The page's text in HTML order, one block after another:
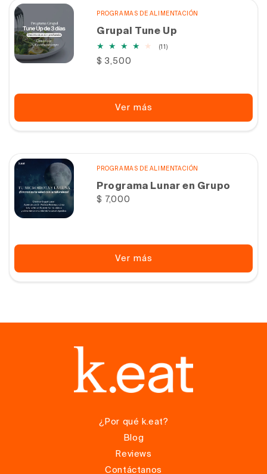
PROGRAMAS DE ALIMENTACIÓN
Grupal Tune Up
(11)11
Precio
$ 3,500
Ver más
PROGRAMAS DE ALIMENTACIÓN
Programa Lunar en Grupo
Precio
$ 7,000
Ver más
¿Por qué k.eat?
Blog
Reviews
Contáctanos